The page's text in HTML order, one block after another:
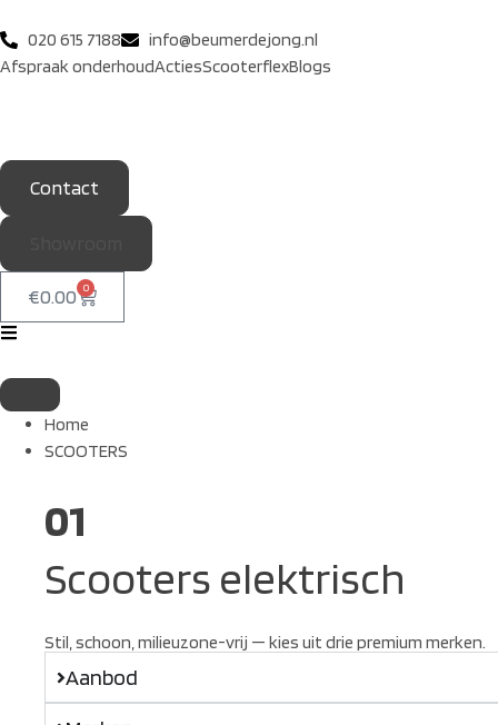
020 615 7188
info@beumerdejong.nl
Afspraak onderhoudActiesScooterflexBlogs
Contact
€0.00 0
Home
SCOOTERS
01
Scooters elektrisch
Stil, schoon, milieuzone-vrij — kies uit drie premium merken.
Aanbod